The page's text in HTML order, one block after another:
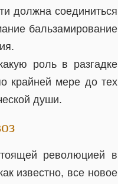
должна соединиться
бальзамирование
роль в разгадке
крайней мере до тех
души.
революцией в
известно, все новое